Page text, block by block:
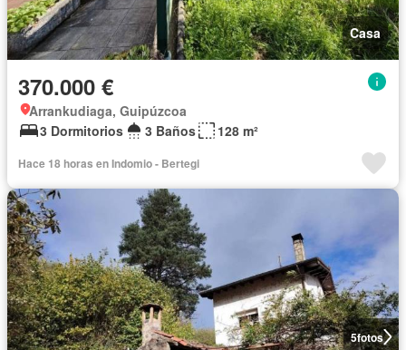
Casa
370.000 €
Arrankudiaga, Guipúzcoa
3 Dormitorios
3 Baños 128 m²
Hace 18 horas en Indomio - Bertegi
5fotos